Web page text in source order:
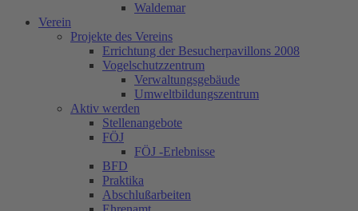
Waldemar
Verein
Projekte des Vereins
Errichtung der Besucherpavillons 2008
Vogelschutzzentrum
Verwaltungsgebäude
Umweltbildungszentrum
Aktiv werden
Stellenangebote
FÖJ
FÖJ -Erlebnisse
BFD
Praktika
Abschlußarbeiten